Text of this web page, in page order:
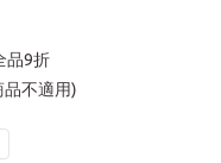
品9折
不適用)